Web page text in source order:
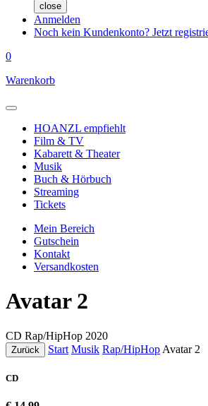
close
Anmelden
Noch kein Kundenkonto? Jetzt
0
Warenkorb
HOANZL empfiehlt
Film & TV
Kabarett & Theater
Musik
Buch & Hörbuch
Streaming
Tickets
Mein Bereich
Gutschein
Kontakt
Versandkosten
Avatar 2
CD Rap/HipHop 2020
Zurück Start Musik Rap/HipHop Avatar 2
CD